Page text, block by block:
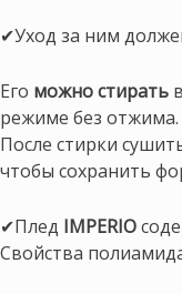
✔Уход за ним
Его можно стирать
режиме без отжима.
После стирки
чтобы сохранить
✔Плед IMPERIO
Свойства